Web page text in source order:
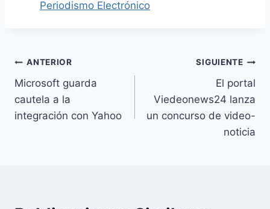
Periodismo Electrónico
Navegación
de
entradas
ANTERIOR
Microsoft guarda
cautela a la
integración con Yahoo
SIGUIENTE
El portal
Viedeonews24 lanza
un concurso de video-
noticia